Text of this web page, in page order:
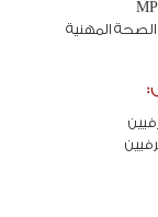
المهنية